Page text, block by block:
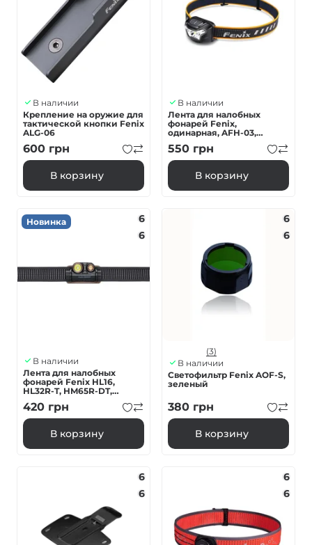
В наличии
Крепление на оружие для
тактической кнопки Fenix
ALG-06
600 грн
В корзину
В наличии
Лента для налобных
фонарей Fenix,
одинарная, AFH-03,
черно-оранжевая
550 грн
В корзину
Новинка
6
6
В наличии
Лента для налобных
фонарей Fenix ​​HL16,
HL32R-T, HM65R-DT,
черная
420 грн
В корзину
6
6
(3)
В наличии
Светофильтр Fenix AOF-S,
зеленый
380 грн
В корзину
6
6
6
6